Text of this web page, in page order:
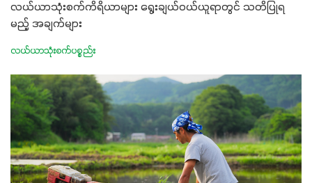
လယ်ယာသုံးစက်ကိရိယာများ ရွေးချယ်ဝယ်ယူရာတွင် သတိပြုရ
မည့် အချက်များ
လယ်ယာသုံးစက်ပစ္စည်း